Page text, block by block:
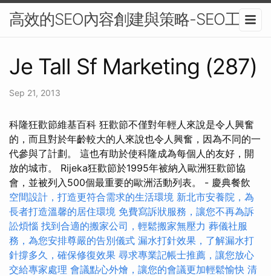
高效的SEO內容創建與策略-SEO工具
Je Tall Sf Marketing (287)
Sep 21, 2013
科隆狂歡節維基百科 狂歡節不僅對年輕人來說是令人興奮
的，而且對於年齡較大的人來說也令人興奮，因為不同的一
代參與了計劃。 這也有助於使科隆成為每個人的友好，開
放的城市。 Rijeka狂歡節於1995年被納入歐洲狂歡節協
會，並被列入500個最重要的歐洲活動列表。 - 慶典餐飲
空間設計，打造更符合需求的生活環境 新北市安養院，為
長者打造溫馨的居住環境 免費寫訴狀服務，讓您不再為訴
訟煩惱 找到合適的搬家公司，輕鬆搬家無壓力 葬儀社服
務，為您安排尊嚴的告別儀式 漏水打針效果，了解漏水打
針撐多久，確保修復效果 尋求專業記帳士推薦，讓您放心
交給專家處理 會議點心外燴，讓您的會議更加輕鬆愉快 清